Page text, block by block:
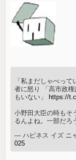
「私まだしゃべっ
者に怒り 「高市政
もいない」
https://
小野田大臣の時もそ
るんよね。一部だろ
— ハピネス イズ ニ
025